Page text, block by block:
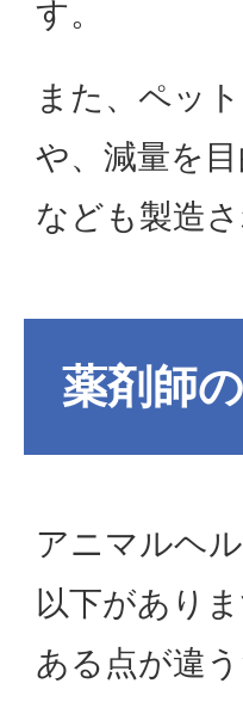
す。
また、ペッ
や、減量を
なども製造
薬剤師
アニマルヘ
以下があり
ある点が違